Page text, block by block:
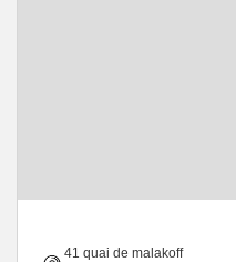
41 quai de malakoff